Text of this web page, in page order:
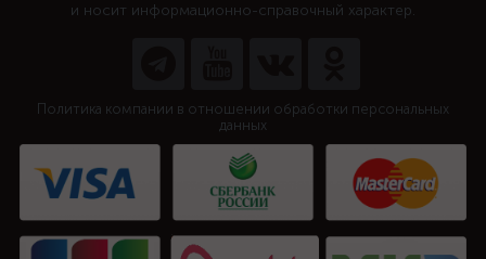
и носит информационно-справочный характер.
Политика компании в отношении обработки персональных
данных